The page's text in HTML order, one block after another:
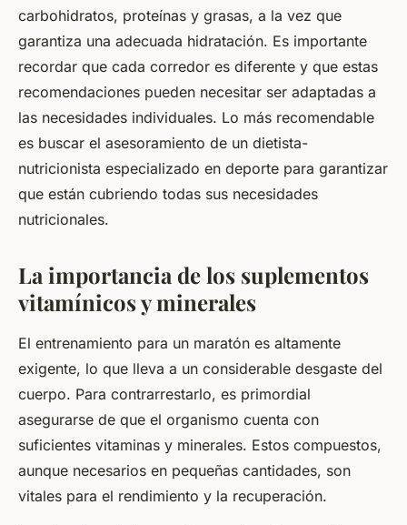
carbohidratos, proteínas y grasas, a la vez que
garantiza una adecuada hidratación. Es importante
recordar que cada corredor es diferente y que estas
recomendaciones pueden necesitar ser adaptadas a
las necesidades individuales. Lo más recomendable
es buscar el asesoramiento de un dietista-
nutricionista especializado en deporte para garantizar
que están cubriendo todas sus necesidades
nutricionales.
La importancia de los suplementos
vitamínicos y minerales
El entrenamiento para un maratón es altamente
exigente, lo que lleva a un considerable desgaste del
cuerpo. Para contrarrestarlo, es primordial
asegurarse de que el organismo cuenta con
suficientes vitaminas y minerales. Estos compuestos,
aunque necesarios en pequeñas cantidades, son
vitales para el rendimiento y la recuperación.